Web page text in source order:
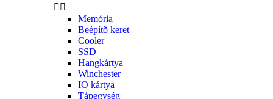
 
Memória
Beépítõ keret
Cooler
SSD
Hangkártya
Winchester
IO kártya
Tápegység